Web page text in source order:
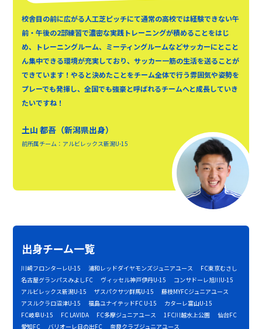
校舎目の前に広がる人工芝ピッチにて通常の高校では経験できない午
前・午後の2部練習で濃密な実践トレーニングが積めることをはじ
め、トレーニングルーム、ミーティングルームなどサッカーにとこと
ん集中できる環境が充実しており、サッカー一筋の生活を送ることが
できています！やると決めたことをチーム全体で行う雰囲気や姿勢を
プレーでも発揮し、全国でも強豪と呼ばれるチームへと成長していき
たいですね！
土山 都吾（新潟県出身）
前所属チーム：アルビレックス新潟U-15
出身チーム一覧
川崎フロンターレU-15 浦和レッドダイヤモンズジュニアユース
FC東京むさし
名古屋グランパスみよしFC
ヴィッセル神戸伊丹U-15
コンサドーレ旭川U-15
アルビレックス新潟U-15
ザスパクサツ群馬U-15
藤枝MYFCジュニアユース
アスルクラロ沼津U-15
福島ユナイテッドFC U-15
カターレ富山U-15
FC岐阜U-15
FC LAVIDA FC多摩ジュニアユース 1FC川越水上公園
仙台FC
愛知FC
バリオーレ日の出FC 奈良クラブジュニアユース